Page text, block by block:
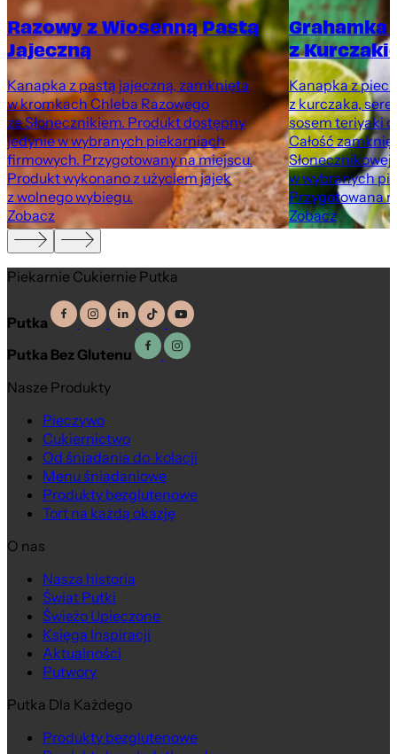
Razowy z Wiosenną Pastą
Jajeczną
Kanapka z pastą jajeczną, zamknięta
w kromkach Chleba Razowego
ze Słonecznikiem. Produkt dostępny
jedynie w wybranych piekarniach
firmowych. Przygotowany na miejscu.
Produkt wykonano z użyciem jajek
z wolnego wybiegu.
Zobacz
Grahamka
z
Kanapka z
z kurczaka,
sosem teriyaki
Całość
w wybranych
Przygotowana
Zobacz
Piekarnie Cukiernie Putka
Putka
Putka Bez Glutenu
Nasze Produkty
Pieczywo
Cukiernictwo
Od śniadania do kolacji
Menu śniadaniowe
Produkty bezglutenowe
Tort na każdą okazję
O nas
Nasza historia
Świat Putki
Świeżo Upieczone
Księga Inspiracji
Aktualności
Putwory
Putka Dla Każdego
Produkty bezglutenowe